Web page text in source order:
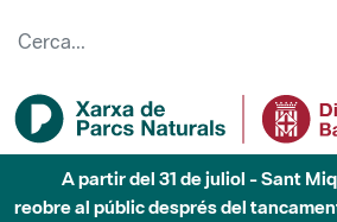
A partir del 31 de juliol - Sant
reobre al públic després del